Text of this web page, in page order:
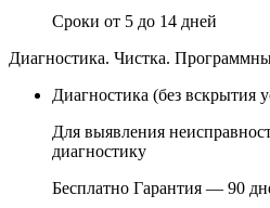
Сроки от 5 до 14 дней
Диагностика. Чистка.
Диагностика (без вскрытия
Для выявления
диагностику
Бесплатно Гарантия — 90